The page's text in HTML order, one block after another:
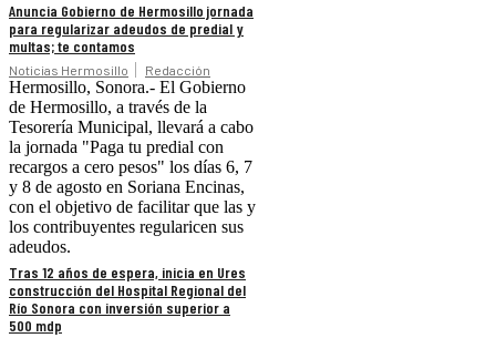
Anuncia Gobierno de Hermosillo jornada
para regularizar adeudos de predial y
multas; te contamos
Noticias Hermosillo Redacción
Hermosillo, Sonora.- El Gobierno
de Hermosillo, a través de la
Tesorería Municipal, llevará a cabo
la jornada "Paga tu predial con
recargos a cero pesos" los días 6, 7
y 8 de agosto en Soriana Encinas,
con el objetivo de facilitar que las y
los contribuyentes regularicen sus
adeudos.
Tras 12 años de espera, inicia en Ures
construcción del Hospital Regional del
Río Sonora con inversión superior a
500 mdp